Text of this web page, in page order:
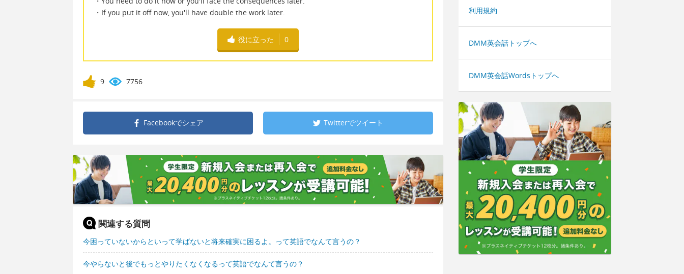
・If you put it off now, you'll have double the work later.
役に立った 0
9 7756
Facebookでシェア Twitterでツイート
関連する質問
今困っていないからといって学ばないと将来確実に困るよ。って英語でなんて言うの？
今やらないと後でもっとやりたくなくなるって英語でなんて言うの？
利用規約
DMM英会話トップへ
DMM英会話Wordsトップへ